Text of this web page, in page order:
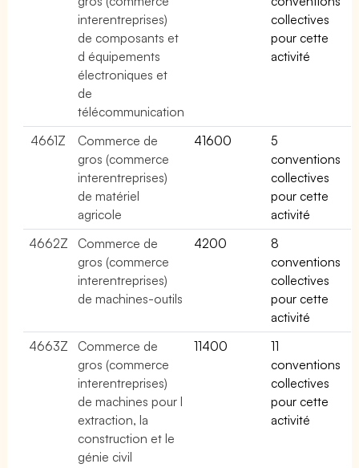
interentreprises)
de composants et
d équipements
électroniques et
de
télécommunication
collectives
pour cette
activité
4661Z
Commerce de
gros (commerce
interentreprises)
de matériel
agricole
41600
5
conventions
collectives
pour cette
activité
4662Z
Commerce de
gros (commerce
interentreprises)
de machines-outils
4200
8
conventions
collectives
pour cette
activité
4663Z
Commerce de
gros (commerce
interentreprises)
de machines pour l
extraction, la
construction et le
génie civil
11400
11
conventions
collectives
pour cette
activité